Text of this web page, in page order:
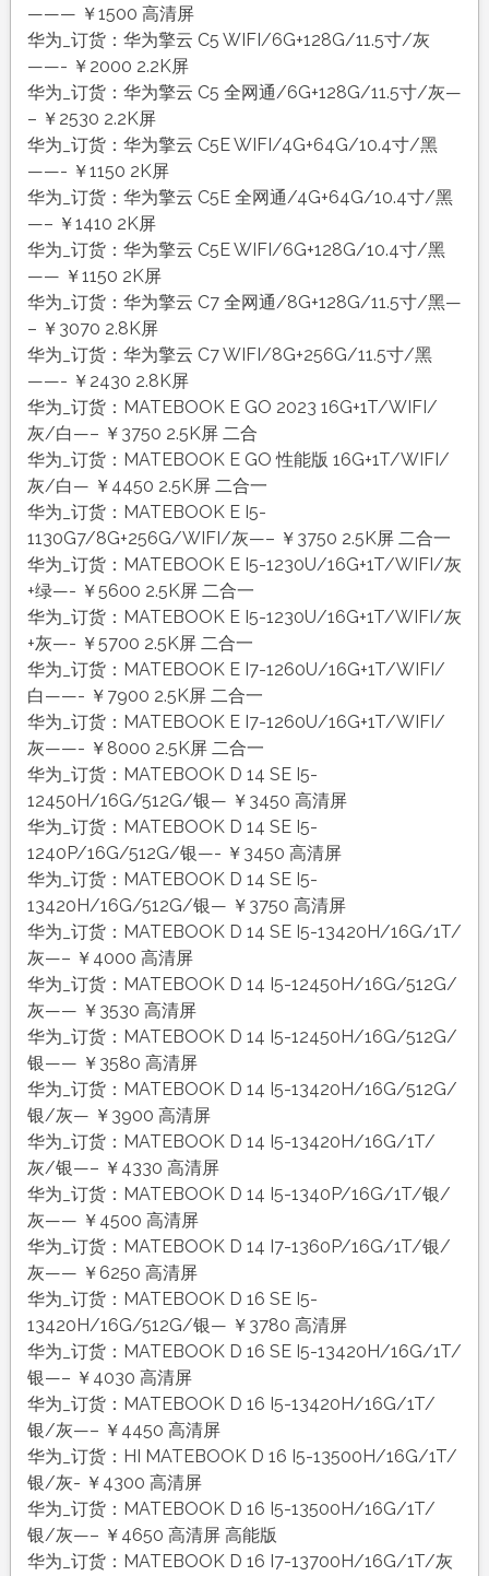
——— ￥1500 高清屏
华为_订货：华为擎云 C5 WIFI/6G+128G/11.5寸/灰
——- ￥2000 2.2K屏
华为_订货：华为擎云 C5 全网通/6G+128G/11.5寸/灰—
– ￥2530 2.2K屏
华为_订货：华为擎云 C5E WIFI/4G+64G/10.4寸/黑
——- ￥1150 2K屏
华为_订货：华为擎云 C5E 全网通/4G+64G/10.4寸/黑
—– ￥1410 2K屏
华为_订货：华为擎云 C5E WIFI/6G+128G/10.4寸/黑
—— ￥1150 2K屏
华为_订货：华为擎云 C7 全网通/8G+128G/11.5寸/黑—
– ￥3070 2.8K屏
华为_订货：华为擎云 C7 WIFI/8G+256G/11.5寸/黑
——- ￥2430 2.8K屏
华为_订货：MATEBOOK E GO 2023 16G+1T/WIFI/
灰/白—– ￥3750 2.5K屏 二合
华为_订货：MATEBOOK E GO 性能版 16G+1T/WIFI/
灰/白— ￥4450 2.5K屏 二合一
华为_订货：MATEBOOK E I5-
1130G7/8G+256G/WIFI/灰—– ￥3750 2.5K屏 二合一
华为_订货：MATEBOOK E I5-1230U/16G+1T/WIFI/灰
+绿—- ￥5600 2.5K屏 二合一
华为_订货：MATEBOOK E I5-1230U/16G+1T/WIFI/灰
+灰—- ￥5700 2.5K屏 二合一
华为_订货：MATEBOOK E I7-1260U/16G+1T/WIFI/
白——- ￥7900 2.5K屏 二合一
华为_订货：MATEBOOK E I7-1260U/16G+1T/WIFI/
灰——- ￥8000 2.5K屏 二合一
华为_订货：MATEBOOK D 14 SE I5-
12450H/16G/512G/银— ￥3450 高清屏
华为_订货：MATEBOOK D 14 SE I5-
1240P/16G/512G/银—- ￥3450 高清屏
华为_订货：MATEBOOK D 14 SE I5-
13420H/16G/512G/银— ￥3750 高清屏
华为_订货：MATEBOOK D 14 SE I5-13420H/16G/1T/
灰—– ￥4000 高清屏
华为_订货：MATEBOOK D 14 I5-12450H/16G/512G/
灰—— ￥3530 高清屏
华为_订货：MATEBOOK D 14 I5-12450H/16G/512G/
银—— ￥3580 高清屏
华为_订货：MATEBOOK D 14 I5-13420H/16G/512G/
银/灰— ￥3900 高清屏
华为_订货：MATEBOOK D 14 I5-13420H/16G/1T/
灰/银—– ￥4330 高清屏
华为_订货：MATEBOOK D 14 I5-1340P/16G/1T/银/
灰—— ￥4500 高清屏
华为_订货：MATEBOOK D 14 I7-1360P/16G/1T/银/
灰—— ￥6250 高清屏
华为_订货：MATEBOOK D 16 SE I5-
13420H/16G/512G/银— ￥3780 高清屏
华为_订货：MATEBOOK D 16 SE I5-13420H/16G/1T/
银—– ￥4030 高清屏
华为_订货：MATEBOOK D 16 I5-13420H/16G/1T/
银/灰—– ￥4450 高清屏
华为_订货：HI MATEBOOK D 16 I5-13500H/16G/1T/
银/灰- ￥4300 高清屏
华为_订货：MATEBOOK D 16 I5-13500H/16G/1T/
银/灰—– ￥4650 高清屏 高能版
华为_订货：MATEBOOK D 16 I7-13700H/16G/1T/灰